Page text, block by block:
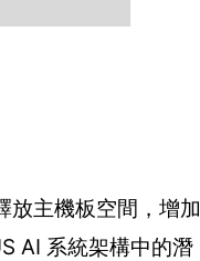
放主機板空間，增加
AI 系統架構中的潛